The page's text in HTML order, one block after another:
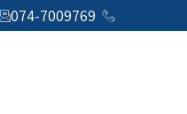
074-7009769